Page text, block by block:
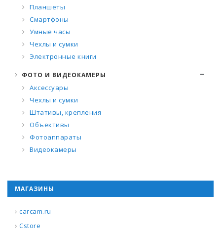
Планшеты
Смартфоны
Умные часы
Чехлы и сумки
Электронные книги
ФОТО И ВИДЕОКАМЕРЫ
Аксессуары
Чехлы и сумки
Штативы, крепления
Объективы
Фотоаппараты
Видеокамеры
МАГАЗИНЫ
carcam.ru
Cstore